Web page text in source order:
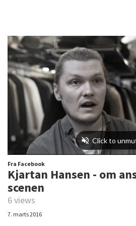
Fra Facebook
Kjartan Hansen - om
scenen
6 views
7. marts 2016